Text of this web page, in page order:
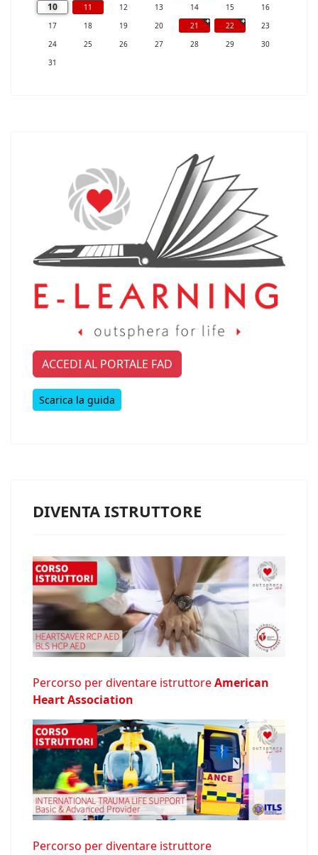
10 11 12 13 14 15
16
17
18 19 20 21 22
23
24
25 26 27 28 29
30
31
ACCEDI AL PORTALE FAD
Scarica la guida
DIVENTA ISTRUTTORE
Percorso per diventare istruttoreAmerican
Heart Association
Percorso per diventare istruttore